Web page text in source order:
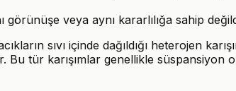
görünüşe veya aynı kararlılığa sahip
sıvı içinde dağıldığı heterojen
tür karışımlar genellikle süspansiyon